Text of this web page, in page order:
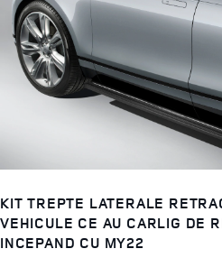
KIT TREPTE LATERALE
VEHICULE CE AU CARLIG DE
INCEPAND CU MY22